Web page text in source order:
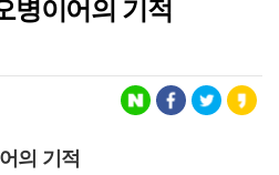
병이어의 기적
의 기적